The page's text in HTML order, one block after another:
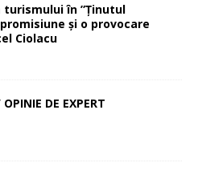
turismului în ”Ținutul
și o provocare
Ciolacu
DE EXPERT